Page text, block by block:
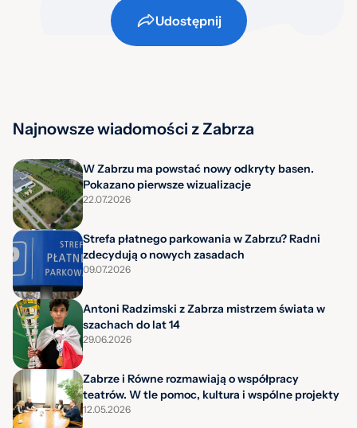
Udostępnij
Najnowsze wiadomości z Zabrza
W Zabrzu ma powstać nowy odkryty basen.
Pokazano pierwsze wizualizacje
22.07.2026
Strefa płatnego parkowania w Zabrzu? Radni
zdecydują o nowych zasadach
09.07.2026
Antoni Radzimski z Zabrza mistrzem świata w
szachach do lat 14
29.06.2026
Zabrze i Równe rozmawiają o współpracy
teatrów. W tle pomoc, kultura i wspólne projekty
12.05.2026